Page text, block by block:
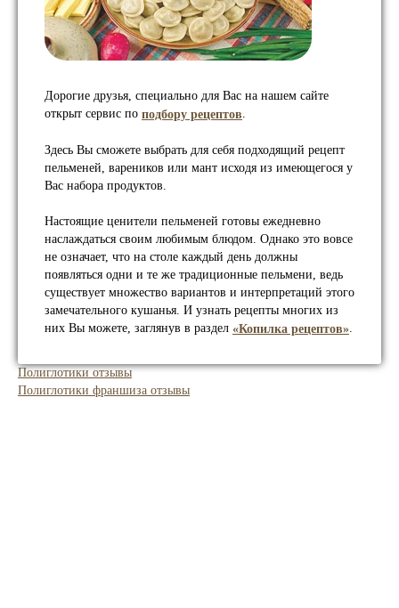
Дорогие друзья, специально для Вас на нашем сайте
открыт сервис по подбору рецептов
Здесь Вы сможете выбрать для себя подходящий рецепт
пельменей, вареников или мант исходя из имеющегося у
Вас набора продуктов.
Настоящие ценители пельменей готовы ежедневно
наслаждаться своим любимым блюдом. Однако это вовсе
не означает, что на столе каждый день должны
появляться одни и те же традиционные пельмени, ведь
существует множество вариантов и интерпретаций этого
замечательного кушанья. И узнать рецепты многих из
них Вы можете, заглянув в раздел «Копилка рецептов»
Полиглотики отзывы
Полиглотики франшиза отзывы